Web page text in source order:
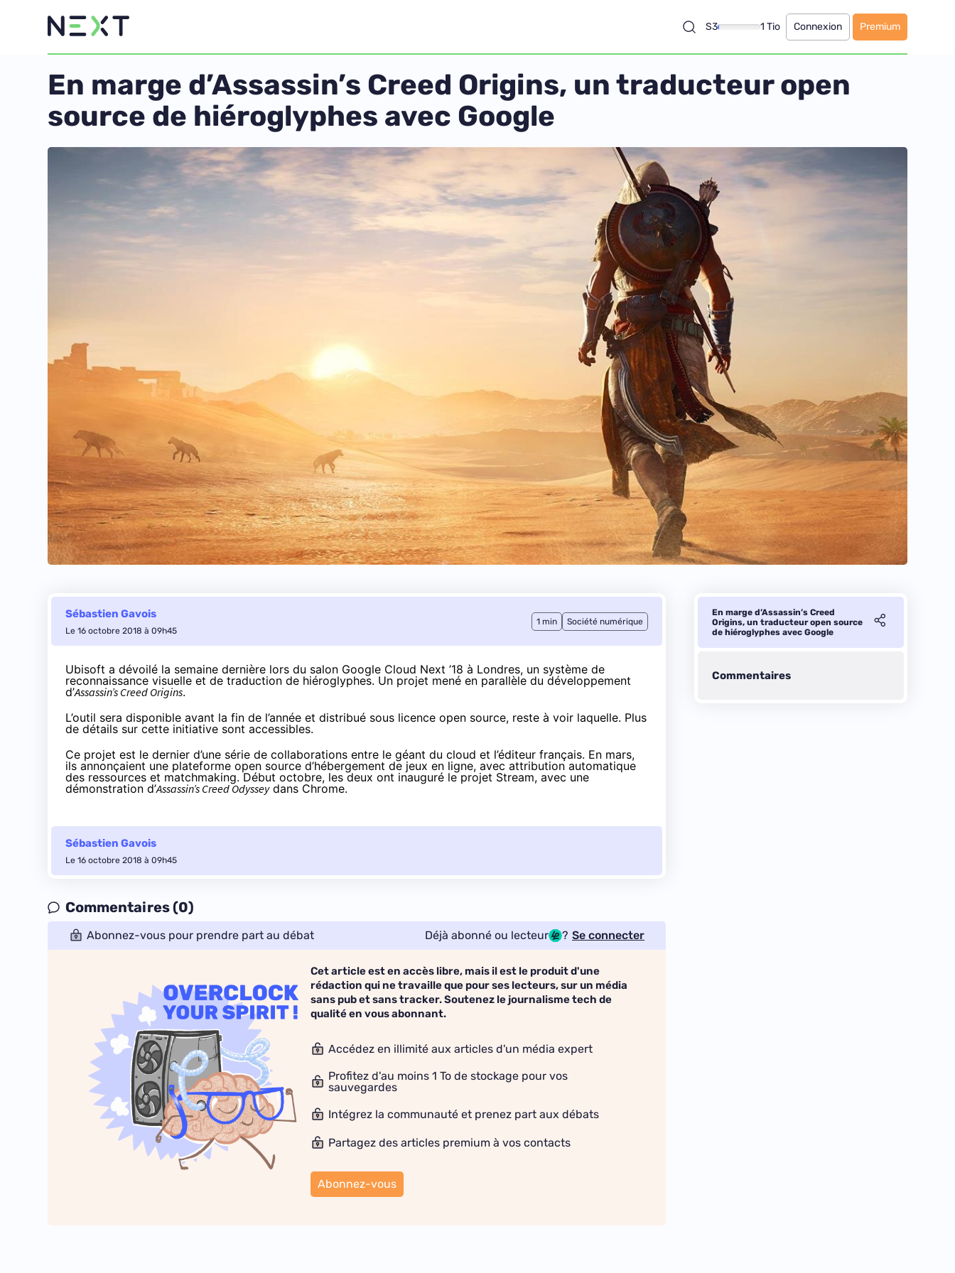
S3 1 Tio Connexion Premium
En marge d’Assassin’s Creed Origins, un traducteur open
source de hiéroglyphes avec Google
Sébastien Gavois
Le 16 octobre 2018 à 09h45
1 min Société numérique
Ubisoft a dévoilé la semaine dernière lors du salon Google Cloud Next ’18 à Londres, un système de
reconnaissance visuelle et de traduction de hiéroglyphes. Un projet mené en parallèle du développement
d’Assassin’s Creed Origins.
L’outil sera disponible avant la fin de l’année et distribué sous licence open source, reste à voir laquelle. Plus
de détails sur cette initiative sont accessibles.
Ce projet est le dernier d’une série de collaborations entre le géant du cloud et l’éditeur français. En mars,
ils annonçaient une plateforme open source d’hébergement de jeux en ligne, avec attribution automatique
des ressources et matchmaking. Début octobre, les deux ont inauguré le projet Stream, avec une
démonstration d’Assassin’s Creed Odysseydans Chrome.
Sébastien Gavois
Le 16 octobre 2018 à 09h45
Commentaires (0)
Abonnez-vous pour prendre part au débat Déjà abonné ou lecteur ? Se connecter
Cet article est en accès libre, mais il est le produit d'une
rédaction qui ne travaille que pour ses lecteurs, sur un média
sans pub et sans tracker. Soutenez le journalisme tech de
qualité en vous abonnant.
Accédez en illimité aux articles d'un média expert
Profitez d'au moins 1 To de stockage pour vos
sauvegardes
Intégrez la communauté et prenez part aux débats
Partagez des articles premium à vos contacts
Abonnez-vous
En marge d’Assassin’s Creed
Origins, un traducteur open source
de hiéroglyphes avec Google
Commentaires